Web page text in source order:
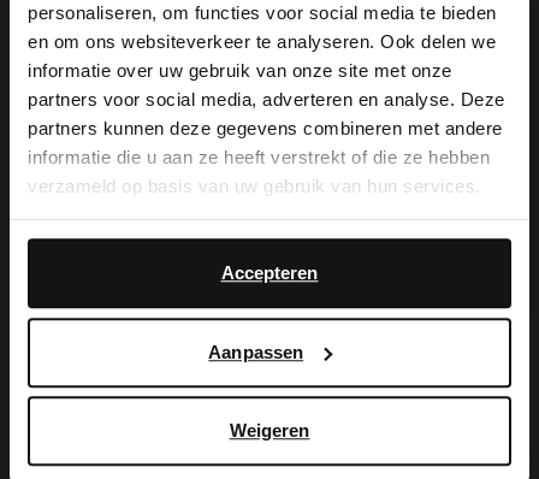
personaliseren, om functies voor social media te bieden
en om ons websiteverkeer te analyseren. Ook delen we
informatie over uw gebruik van onze site met onze
partners voor social media, adverteren en analyse. Deze
partners kunnen deze gegevens combineren met andere
informatie die u aan ze heeft verstrekt of die ze hebben
verzameld op basis van uw gebruik van hun services.
Accepteren
Aanpassen
Weigeren
Manfield Nijmegen
Broerstraat 19
6511 KK Nijmegen NL
Geöffnet- Schließt um 18:00
Manfield Deventer
×
View this website in English?
It looks like your language isn't Dutch. Would
you like to switch to English?
English